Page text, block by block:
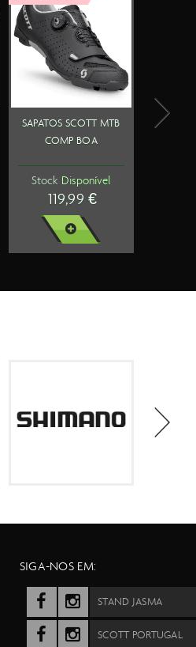
SIGA-NOS EM:
STAND JASMA
SCOTT PORTUGAL